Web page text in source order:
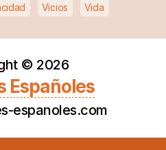
Vicios Vida
© 2026
Españoles
espanoles.com